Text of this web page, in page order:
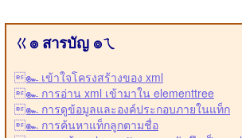
ㄍ๏ สารบัญ ๏ㄟ
๛ เข้าใจโครงสร้างของ xml
๛ การอ่าน xml เข้ามาใน elementtree
๛ การดูข้อมูลและองค์ประกอบภายในแท็ก
๛ การค้นหาแท็กลูกตามชื่อ